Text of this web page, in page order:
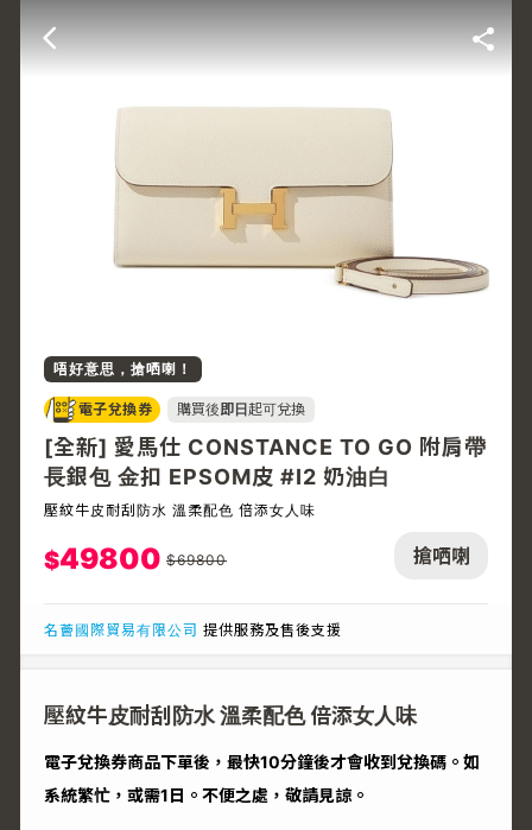
搶哂喇
唔好意思，搶哂喇！
電子兌換券 購買後即日起可兌換
[全新] 愛馬仕 CONSTANCE TO GO 附肩帶
長銀包 金扣 EPSOM皮 #I2 奶油白
壓紋牛皮耐刮防水 溫柔配色 倍添女人味
$49800 $69800
名薈國際貿易有限公司 提供服務及售後支援
壓紋牛皮耐刮防水 溫柔配色 倍添女人味
電子兌換券商品下單後，最快10分鐘後才會收到兌換碼。如
系統繁忙，或需1日。不便之處，敬請見諒。